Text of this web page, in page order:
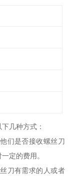
几种方式：
们是否接收螺丝刀
定的费用。
刀有需求的人或者